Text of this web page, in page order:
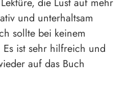
und unterhaltsam
sollte bei keinem
ist sehr hilfreich und
auf das Buch